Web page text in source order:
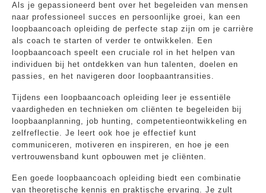
Als je gepassioneerd bent over het begeleiden van mensen
naar professioneel succes en persoonlijke groei, kan een
loopbaancoach opleiding de perfecte stap zijn om je carrière
als coach te starten of verder te ontwikkelen. Een
loopbaancoach speelt een cruciale rol in het helpen van
individuen bij het ontdekken van hun talenten, doelen en
passies, en het navigeren door loopbaantransities.
Tijdens een loopbaancoach opleiding leer je essentiële
vaardigheden en technieken om cliënten te begeleiden bij
loopbaanplanning, job hunting, competentieontwikkeling en
zelfreflectie. Je leert ook hoe je effectief kunt
communiceren, motiveren en inspireren, en hoe je een
vertrouwensband kunt opbouwen met je cliënten.
Een goede loopbaancoach opleiding biedt een combinatie
van theoretische kennis en praktische ervaring. Je zult